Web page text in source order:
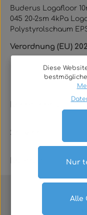
Buderus Logafloor
045 20-2sm 4kPa
Polystyrolschaum
Verordnung (EU)
Service
Diese
Nur
Alle